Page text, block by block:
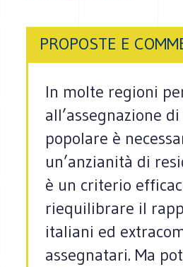
PROPOSTE E
In molte regioni
all’assegnazione
popolare è
un’anzianità di
è un criterio
riequilibrare il
italiani ed
assegnatari. Ma